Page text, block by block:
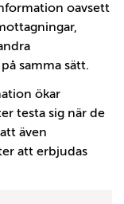
oavsett
samma sätt.
ökar
testa sig när de
även
att erbjudas